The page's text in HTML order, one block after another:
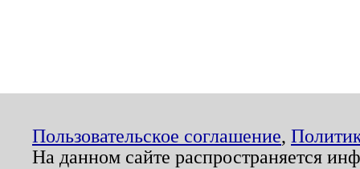
Пользовательское соглашение,
На данном сайте распространяется